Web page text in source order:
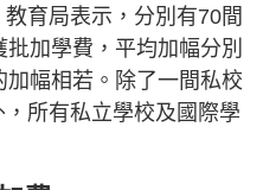
育局表示，分別有70間
加學費，平均加幅分別
幅相若。除了一間私校
所有私立學校及國際學